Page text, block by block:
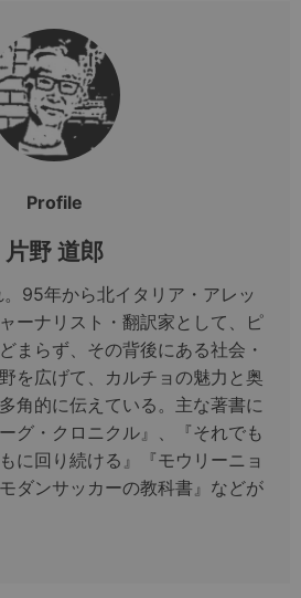
Profile
片野 道郎
95年から北イタリア・アレッ
ーナリスト・翻訳家として、ピ
まらず、その背後にある社会・
を広げて、カルチョの魅力と奥
角的に伝えている。主な著書に
グ・クロニクル』、『それでも
に回り続ける』『モウリーニョ
ダンサッカーの教科書』などが